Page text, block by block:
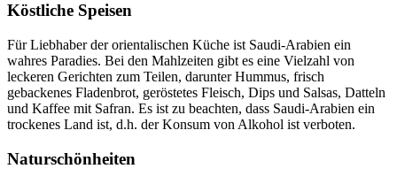
Köstliche Speisen
Für Liebhaber der orientalischen Küche ist Saudi-Arabien ein
wahres Paradies. Bei den Mahlzeiten gibt es eine Vielzahl von
leckeren Gerichten zum Teilen, darunter Hummus, frisch
gebackenes Fladenbrot, geröstetes Fleisch, Dips und Salsas, Datteln
und Kaffee mit Safran. Es ist zu beachten, dass Saudi-Arabien ein
trockenes Land ist, d.h. der Konsum von Alkohol ist verboten.
Naturschönheiten